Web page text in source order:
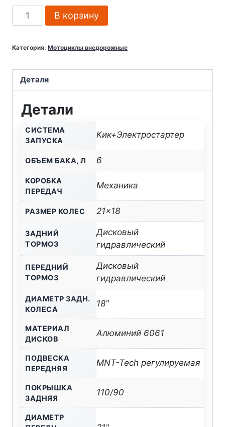
Количество
товара
GTO
Lite
300
(CB300F)
(Без
ПТС)
В корзину
Категория: Мотоциклы внедорожные
Детали
Детали
СИСТЕМА
ЗАПУСКА
Кик+Электростартер
ОБЪЕМ БАКА, Л 6
КОРОБКА
ПЕРЕДАЧ
Механика
РАЗМЕР КОЛЕС 21×18
ЗАДНИЙ
ТОРМОЗ
Дисковый
гидравлический
ПЕРЕДНИЙ
ТОРМОЗ
Дисковый
гидравлический
ДИАМЕТР ЗАДН.
КОЛЕСА
18"
МАТЕРИАЛ
ДИСКОВ
Алюминий 6061
ПОДВЕСКА
ПЕРЕДНЯЯ
MNT-Tech регулируемая
ПОКРЫШКА
ЗАДНЯЯ
110/90
ДИАМЕТР